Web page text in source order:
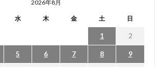
2026年8月
水 木 金 土 日
1 2
5 6 7 8 9